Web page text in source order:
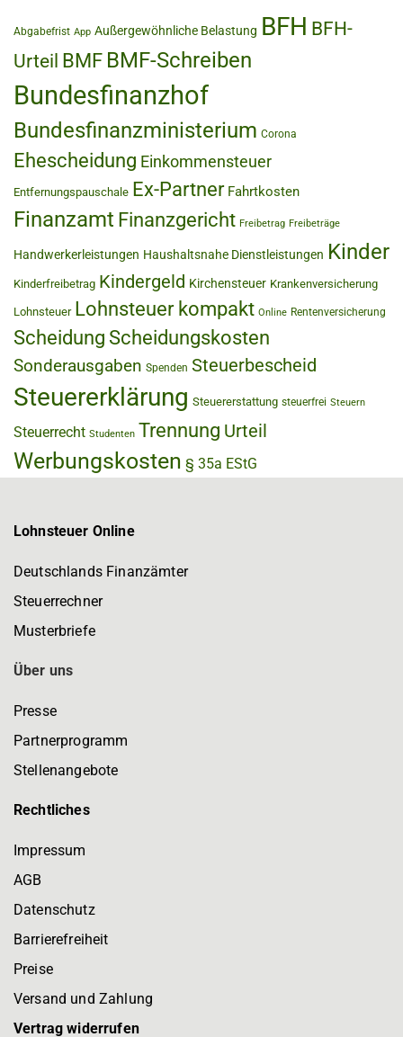
Abgabefrist App Außergewöhnliche Belastung BFH BFH-
Urteil BMF BMF-Schreiben
Bundesfinanzhof
Bundesfinanzministerium Corona
Ehescheidung Einkommensteuer
Entfernungspauschale Ex-Partner Fahrtkosten
Finanzamt Finanzgericht Freibetrag Freibeträge
Handwerkerleistungen Haushaltsnahe Dienstleistungen Kinder
Kinderfreibetrag Kindergeld Kirchensteuer Krankenversicherung
Lohnsteuer Lohnsteuer kompakt Online Rentenversicherung
Scheidung Scheidungskosten
Sonderausgaben Spenden Steuerbescheid
Steuererklärung Steuererstattung steuerfrei Steuern
Steuerrecht Studenten Trennung Urteil
Werbungskosten § 35a EStG
Lohnsteuer Online
Deutschlands Finanzämter
Steuerrechner
Musterbriefe
Über uns
Presse
Partnerprogramm
Stellenangebote
Rechtliches
Impressum
AGB
Datenschutz
Barrierefreiheit
Preise
Versand und Zahlung
Vertrag widerrufen